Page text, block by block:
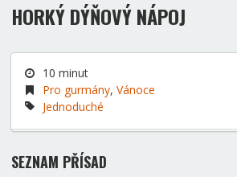
HORKÝ DÝŇOVÝ NÁPOJ
10 minut
Pro gurmány, Vánoce
Jednoduché
SEZNAM PŘÍSAD